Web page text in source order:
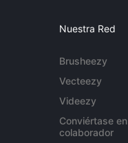
Nuestra Red
Brusheezy
Vecteezy
Videezy
Conviértase en
colaborador